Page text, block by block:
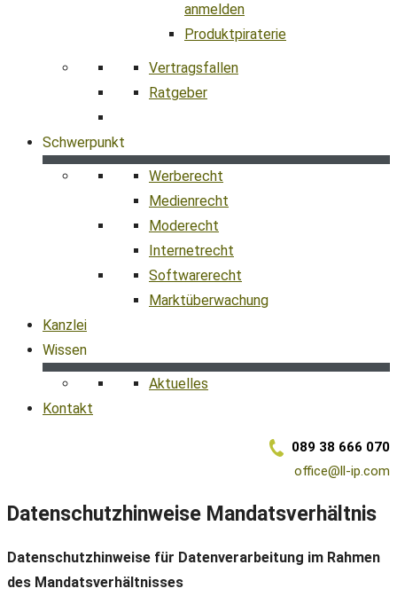
anmelden
Produktpiraterie
Vertragsfallen
Ratgeber
Schwerpunkt
Werberecht
Medienrecht
Moderecht
Internetrecht
Softwarerecht
Marktüberwachung
Kanzlei
Wissen
Aktuelles
Kontakt
089 38 666 070
office@ll-ip.com
Datenschutzhinweise Mandatsverhältnis
Datenschutzhinweise für Datenverarbeitung im Rahmen
des Mandatsverhältnisses